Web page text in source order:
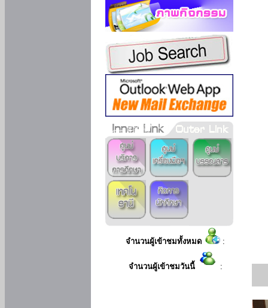
จำนวนผู้เข้าชมทั้งหมด :
จำนวนผู้เข้าชมวันนี้ :